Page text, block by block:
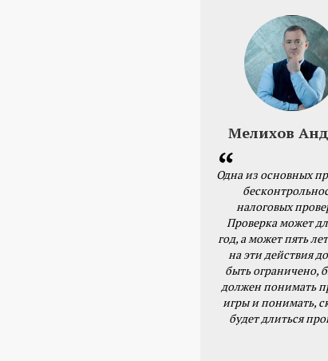
Мелихов
Одна из основных
налоговых
Проверка может
год, а может пять
на эти действия
быть ограничено,
должен понимать
игры и понимать,
будет длиться